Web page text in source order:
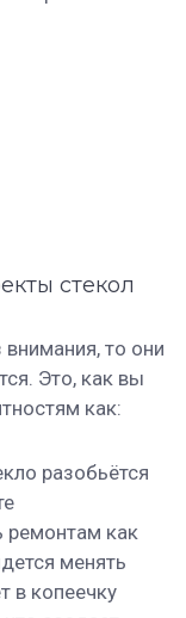
стекол
внимания, то они
Это, как вы
как:
разобьётся
ремонтам как
менять
в копеечку